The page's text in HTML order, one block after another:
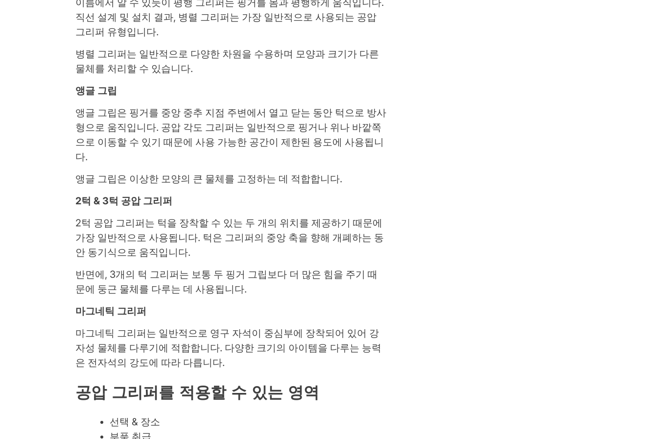
이름에서 알 수 있듯이 평행 그리퍼는 핑거를 몸과 평행하게 움직입니다.
직선 설계 및 설치 결과, 병렬 그리퍼는 가장 일반적으로 사용되는 공압
그리퍼 유형입니다.
병렬 그리퍼는 일반적으로 다양한 차원을 수용하며 모양과 크기가 다른
물체를 처리할 수 있습니다.
앵글 그립
앵글 그립은 핑거를 중앙 중추 지점 주변에서 열고 닫는 동안 턱으로 방사
형으로 움직입니다. 공압 각도 그리퍼는 일반적으로 핑거나 위나 바깥쪽
으로 이동할 수 있기 때문에 사용 가능한 공간이 제한된 용도에 사용됩니
다.
앵글 그립은 이상한 모양의 큰 물체를 고정하는 데 적합합니다.
2턱 & 3턱 공압 그리퍼
2턱 공압 그리퍼는 턱을 장착할 수 있는 두 개의 위치를 제공하기 때문에
가장 일반적으로 사용됩니다. 턱은 그리퍼의 중앙 축을 향해 개폐하는 동
안 동기식으로 움직입니다.
반면에, 3개의 턱 그리퍼는 보통 두 핑거 그립보다 더 많은 힘을 주기 때
문에 둥근 물체를 다루는 데 사용됩니다.
마그네틱 그리퍼
마그네틱 그리퍼는 일반적으로 영구 자석이 중심부에 장착되어 있어 강
자성 물체를 다루기에 적합합니다. 다양한 크기의 아이템을 다루는 능력
은 전자석의 강도에 따라 다릅니다.
공압 그리퍼를 적용할 수 있는 영역
선택 & 장소
부품 취급